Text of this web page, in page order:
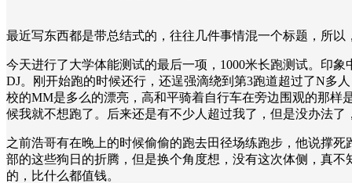
最近写东西都是带总结式的，往往几件事情混一个标题，所以
今天进行了大学体能测试的最后一项，1000米长跑测试。印
DJ。刚开始跑的时候还行，还逞强滴绕到第3跑道超过了N多
校的MM是多么的漂亮，高和平骑着自行车在旁边围观的那样
候我就不想跑了。后来还是有不少人超过我了，但是没办法
之前浩哥有在晚上的时候偷偷的跑去田径场练跑步，他说撑
部的这些狗日的折腾，但是换个角度想，没有这次体侧，真
的，比什么都值钱。